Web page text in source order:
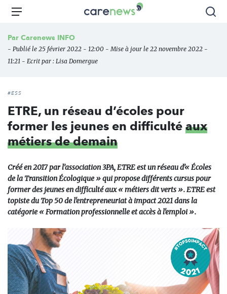
Aller
principal
Carenews,
des
Menu
Par Carenews INFO
- Publié le 25 février 2022 - 12:00 - Mise à jour le 22 novembre 2022 -
11:21 - Ecrit par : Lisa Domergue
#ESS
ETRE, un réseau d’écoles pour
former les jeunes en difficulté aux
métiers de demain
Créé en 2017 par l’association 3PA, ETRE est un réseau d’« Écoles
de la Transition Écologique » qui propose différents cursus pour
former des jeunes en difficulté aux « métiers dit verts ». ETRE est
topiste du Top 50 de l'entrepreneuriat à impact 2021 dans la
catégorie « Formation professionnelle et accès à l'emploi ».